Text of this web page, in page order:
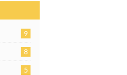
9
8
5